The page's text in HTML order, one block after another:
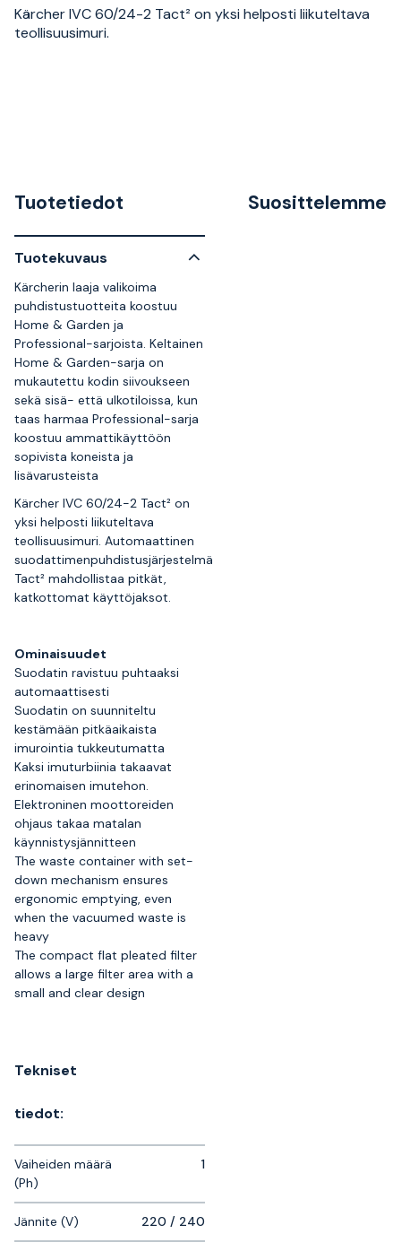
Kärcher IVC 60/24-2 Tact² on yksi helposti liikuteltava
teollisuusimuri.
Tuotetiedot
Tuotekuvaus
Kärcherin laaja valikoima
puhdistustuotteita koostuu
Home & Garden ja
Professional-sarjoista. Keltainen
Home & Garden-sarja on
mukautettu kodin siivoukseen
sekä sisä- että ulkotiloissa, kun
taas harmaa Professional-sarja
koostuu ammattikäyttöön
sopivista koneista ja
lisävarusteista
Kärcher IVC 60/24-2 Tact² on
yksi helposti liikuteltava
teollisuusimuri. Automaattinen
suodattimenpuhdistusjärjestelmä
Tact² mahdollistaa pitkät,
katkottomat käyttöjaksot.
Ominaisuudet
Suodatin ravistuu puhtaaksi
automaattisesti
Suodatin on suunniteltu
kestämään pitkäaikaista
imurointia tukkeutumatta
Kaksi imuturbiinia takaavat
erinomaisen imutehon.
Elektroninen moottoreiden
ohjaus takaa matalan
käynnistysjännitteen
The waste container with set-
down mechanism ensures
ergonomic emptying, even
when the vacuumed waste is
heavy
The compact flat pleated filter
allows a large filter area with a
small and clear design
Tekniset
tiedot:
Vaiheiden määrä
(Ph)
1
Jännite (V) 220 / 240
Suosittelemme